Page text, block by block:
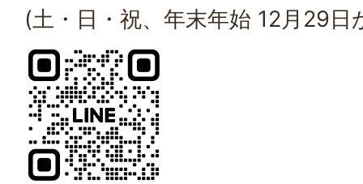
(土・日・祝、年末年始 12月29